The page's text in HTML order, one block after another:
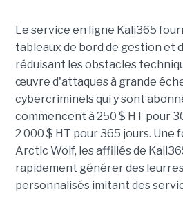
Le service en ligne Kali365
tableaux de bord de gestion et
réduisant les obstacles
œuvre d'attaques à grande
cybercriminels qui y sont
commencent à 250 $ HT pour
2 000 $ HT pour 365 jours. Une
Arctic Wolf, les affiliés de
rapidement générer des
personnalisés imitant des